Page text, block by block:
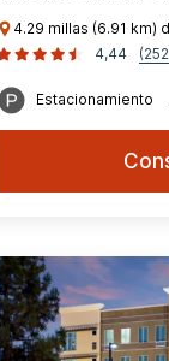
4.29 millas (6.91 km)
4,44
Estacionamiento